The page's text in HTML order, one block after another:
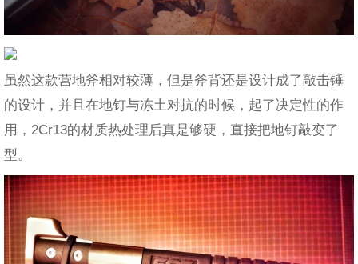
虽然这款营地斧相对较薄，但是斧背还是设计成了敲击锤
的设计，并且在地钉与冻土对抗的时候，起了决定性的作
用，2Cr13的材质热处理后真是够硬，直接把地钉敲变了
型。